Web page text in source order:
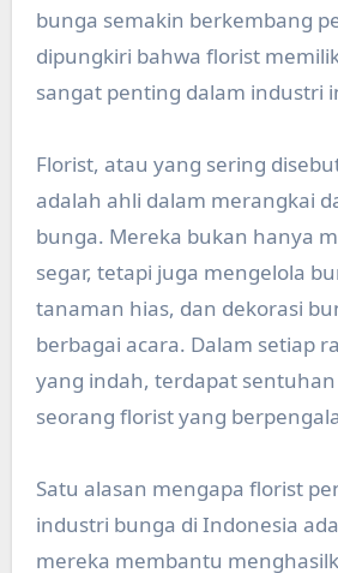
bunga semakin berkembang
dipungkiri bahwa florist
sangat penting dalam industri
Florist, atau yang sering
adalah ahli dalam merangkai
bunga. Mereka bukan hanya
segar, tetapi juga mengelola
tanaman hias, dan dekorasi
berbagai acara. Dalam setiap
yang indah, terdapat
seorang florist yang
Satu alasan mengapa florist
industri bunga di Indonesia
mereka membantu